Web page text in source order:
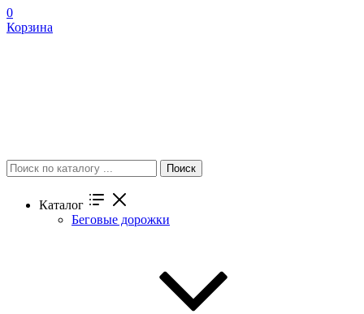
0
Корзина
Поиск
Каталог
Беговые дорожки